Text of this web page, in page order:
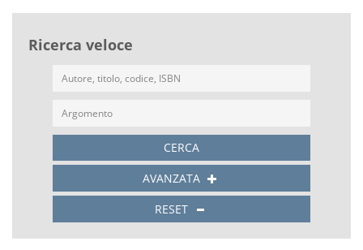
Ricerca veloce
CERCA
AVANZATA
RESET